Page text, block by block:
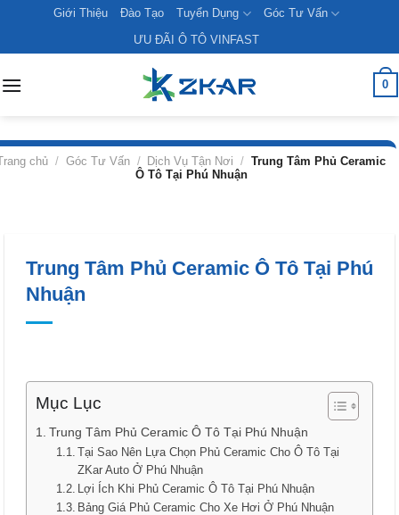
content
Giới Thiệu Đào Tạo Tuyển Dụng
Góc Tư Vấn
ƯU ĐÃI Ô TÔ VINFAST
0
chủ / Góc Tư Vấn / Dịch Vụ Tận Nơi / Trung Tâm Phủ Ceramic
Ô Tô Tại Phú Nhuận
Trung Tâm Phủ Ceramic Ô Tô Tại Phú
Nhuận
Mục Lục
Trung Tâm Phủ Ceramic Ô Tô Tại Phú Nhuận
Tại Sao Nên Lựa Chọn Phủ Ceramic Cho Ô Tô Tại
ZKar Auto Ở Phú Nhuận
Lợi Ích Khi Phủ Ceramic Ô Tô Tại Phú Nhuận
Bảng Giá Phủ Ceramic Cho Xe Hơi Ở Phú Nhuận